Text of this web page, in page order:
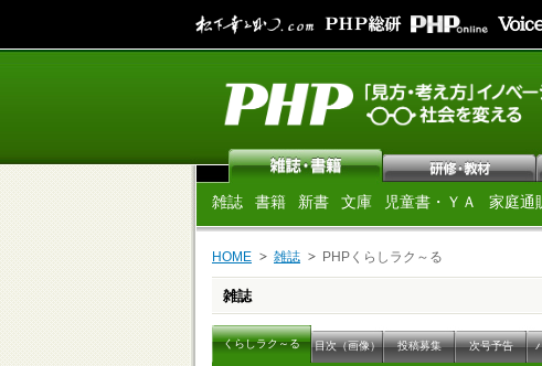
雑誌 書籍 新書 文庫 児童書・ＹＡ 家庭通
HOME 雑誌 PHPくらしラク～る
雑誌
くらしラク～る 目次（画像） 投稿募集 次号予告